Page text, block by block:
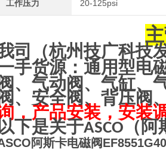
工作压力 20-125psi
司（杭州技广科技
手货源：通用型电
、气动阀、气缸、
阀、安全阀、背压阀
，产品安装，安装
下是关于ASCO（阿
阿斯卡电磁阀